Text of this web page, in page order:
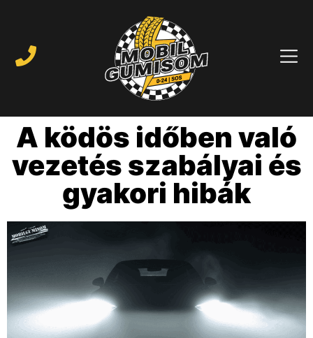
A ködös időben való
vezetés szabályai és
gyakori hibák